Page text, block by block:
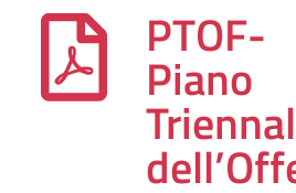
PTOF-
Piano